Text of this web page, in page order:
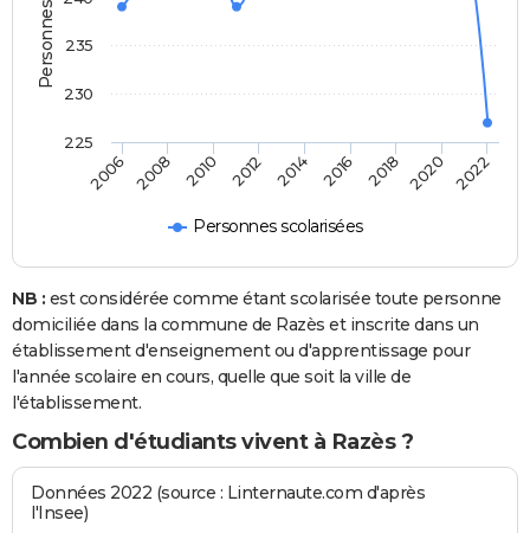
Personnes scolarisées
2006 2008 2010 2012 2014 2016 2018 2020 2022
225
230
235
NB : est considérée comme étant scolarisée toute personne
domiciliée dans la commune de Razès et inscrite dans un
établissement d'enseignement ou d'apprentissage pour
l'année scolaire en cours, quelle que soit la ville de
l'établissement.
Combien d'étudiants vivent à Razès ?
Données 2022 (source : Linternaute.com d'après
l'Insee)